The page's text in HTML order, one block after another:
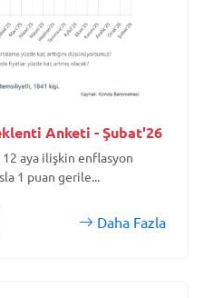
Anketi - Şubat'26
aya ilişkin enflasyon
1 puan gerile...
Daha Fazla